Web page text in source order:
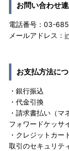
お問い合わせ
電話番号：03-
メールアドレス：
お支払方法に
・銀行振込
・代金引換
・請求書払い（
フォワードケッサ
・クレジットカ
取引のセキュリテ